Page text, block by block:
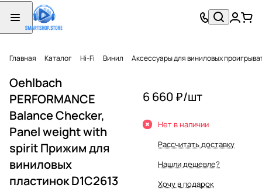
Главная Каталог Hi-Fi Винил Аксессуары для виниловых
Oehlbach
PERFORMANCE
Balance Checker,
Panel weight with
spirit Прижим для
виниловых
пластинок D1C2613
6 660 ₽/шт
Нет в наличии
Рассчитать доставку
Нашли дешевле?
Хочу в подарок